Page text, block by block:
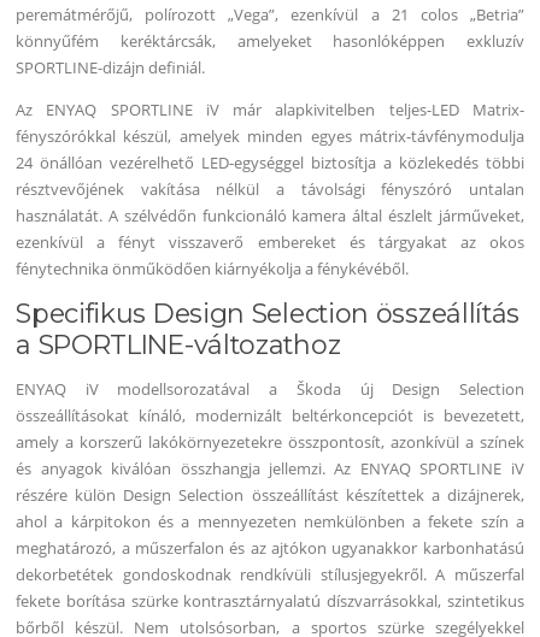
peremátmérőjű, polírozott „Vega”, ezenkívül a 21 colos „Betria”
könnyűfém keréktárcsák, amelyeket hasonlóképpen exkluzív
SPORTLINE-dizájn definiál.
Az ENYAQ SPORTLINE iV már alapkivitelben teljes-LED Matrix-
fényszórókkal készül, amelyek minden egyes mátrix-távfénymodulja
24 önállóan vezérelhető LED-egységgel biztosítja a közlekedés többi
résztvevőjének vakítása nélkül a távolsági fényszóró untalan
használatát. A szélvédőn funkcionáló kamera által észlelt járműveket,
ezenkívül a fényt visszaverő embereket és tárgyakat az okos
fénytechnika önműködően kiárnyékolja a fénykévéből.
Specifikus Design Selection összeállítás
a SPORTLINE-változathoz
ENYAQ iV modellsorozatával a Škoda új Design Selection
összeállításokat kínáló, modernizált beltérkoncepciót is bevezetett,
amely a korszerű lakókörnyezetekre összpontosít, azonkívül a színek
és anyagok kiválóan összhangja jellemzi. Az ENYAQ SPORTLINE iV
részére külön Design Selection összeállítást készítettek a dizájnerek,
ahol a kárpitokon és a mennyezeten nemkülönben a fekete szín a
meghatározó, a műszerfalon és az ajtókon ugyanakkor karbonhatású
dekorbetétek gondoskodnak rendkívüli stílusjegyekről. A műszerfal
fekete borítása szürke kontrasztárnyalatú díszvarrásokkal, szintetikus
bőrből készül. Nem utolsósorban, a sportos szürke szegélyekkel